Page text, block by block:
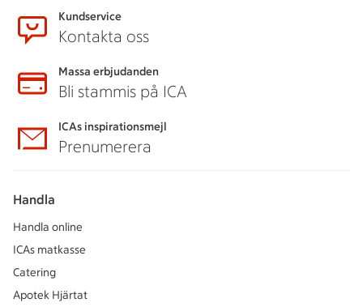
Kundservice
Kontakta oss
Massa erbjudanden
Bli stammis på ICA
ICAs inspirationsmejl
Prenumerera
Handla
Handla online
ICAs matkasse
Catering
Apotek Hjärtat